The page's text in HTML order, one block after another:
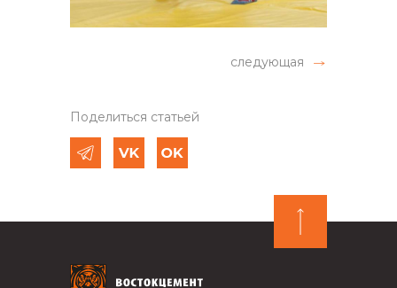
следующая
Поделиться статьей